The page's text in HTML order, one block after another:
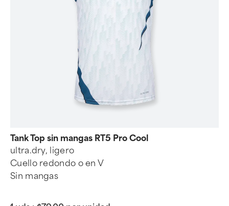
Tank Top sin mangas RT5 Pro Cool
ultra.dry, ligero
Cuello redondo o en V
Sin mangas